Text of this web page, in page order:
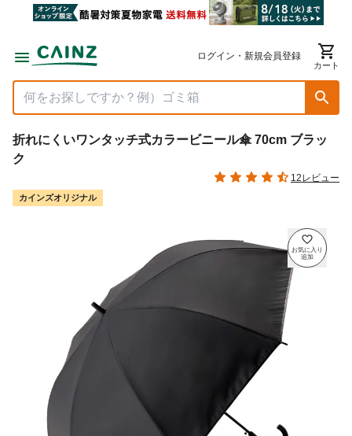
ログイン・新規会員登録
カート
折れにくいワンタッチ式カラービニール傘 70cm ブラッ
ク
12レビュー
カインズオリジナル